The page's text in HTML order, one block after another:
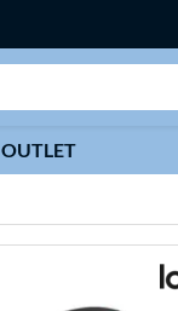
OUTLET